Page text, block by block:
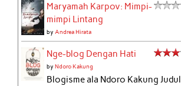
Maryamah Karpov: Mimpi-
mimpi Lintang
byAndrea Hirata
Nge-blog Dengan Hati
byNdoro Kakung
Blogisme ala Ndoro Kakung Judul